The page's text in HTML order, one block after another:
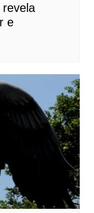
revela
e